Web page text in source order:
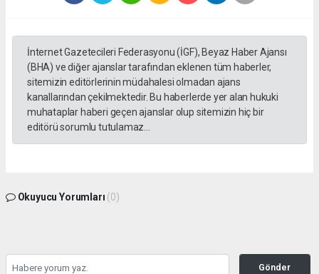
İnternet Gazetecileri Federasyonu (İGF), Beyaz Haber Ajansı
(BHA) ve diğer ajanslar tarafından eklenen tüm haberler,
sitemizin editörlerinin müdahalesi olmadan ajans
kanallarından çekilmektedir. Bu haberlerde yer alan hukuki
muhataplar haberi geçen ajanslar olup sitemizin hiç bir
editörü sorumlu tutulamaz...
Okuyucu Yorumları (0)
Gönder